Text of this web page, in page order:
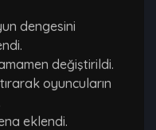
dengesini
değiştirildi.
oyuncuların
eklendi.